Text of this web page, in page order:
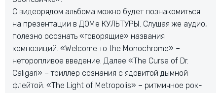
С видеорядом альбома можно будет познакомиться
на презентации в ДОМе КУЛЬТУРЫ. Слушая же аудио,
полезно осознать «говорящие» названия
композиций. «Welcome то the Monochromе» –
неторопливое введение. Далее «The Curse of Dr.
Caligari» – триллер сознания с ядовитой дымной
флейтой. «The Light of Metropolis» – ритмичное рок-